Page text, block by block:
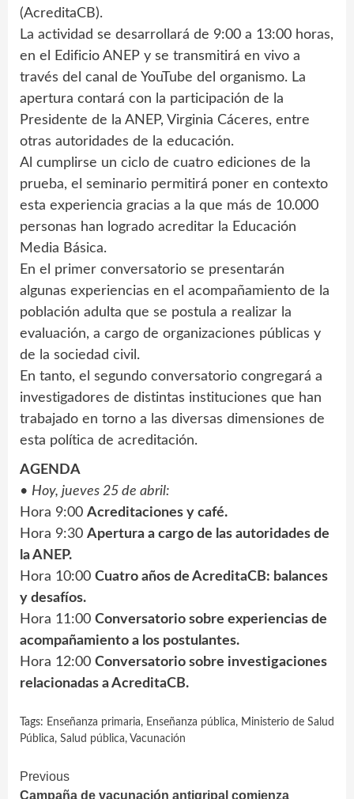
(AcreditaCB).
La actividad se desarrollará de 9:00 a 13:00 horas,
en el Edificio ANEP y se transmitirá en vivo a
través del canal de YouTube del organismo. La
apertura contará con la participación de la
Presidente de la ANEP, Virginia Cáceres, entre
otras autoridades de la educación.
Al cumplirse un ciclo de cuatro ediciones de la
prueba, el seminario permitirá poner en contexto
esta experiencia gracias a la que más de 10.000
personas han logrado acreditar la Educación
Media Básica.
En el primer conversatorio se presentarán
algunas experiencias en el acompañamiento de la
población adulta que se postula a realizar la
evaluación, a cargo de organizaciones públicas y
de la sociedad civil.
En tanto, el segundo conversatorio congregará a
investigadores de distintas instituciones que han
trabajado en torno a las diversas dimensiones de
esta política de acreditación.
AGENDA
• Hoy, jueves 25 de abril:
Hora 9:00 Acreditaciones y café.
Hora 9:30 Apertura a cargo de las autoridades de
la ANEP.
Hora 10:00 Cuatro años de AcreditaCB: balances
y desafíos.
Hora 11:00 Conversatorio sobre experiencias de
acompañamiento a los postulantes.
Hora 12:00 Conversatorio sobre investigaciones
relacionadas a AcreditaCB.
Tags: Enseñanza primaria, Enseñanza pública, Ministerio de Salud
Pública, Salud pública, Vacunación
Continue
Previous
Campaña de vacunación antigripal comienza